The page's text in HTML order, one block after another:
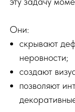
Они:
скрывают
неровности;
создают
позволяют